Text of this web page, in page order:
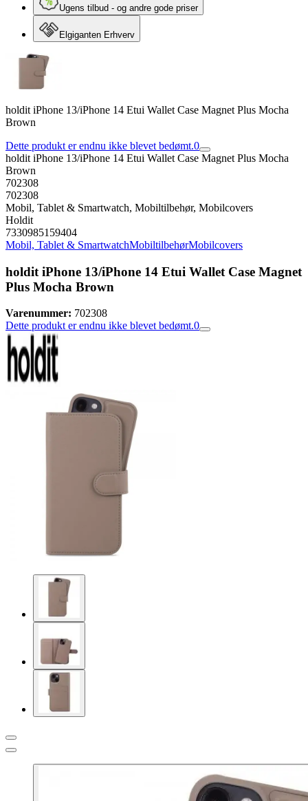
Ugens tilbud - og andre gode priser
Elgiganten Erhverv
holdit iPhone 13/iPhone 14 Etui Wallet Case Magnet Plus Mocha
Brown
Dette produkt er endnu ikke blevet bedømt.0
holdit iPhone 13/iPhone 14 Etui Wallet Case Magnet Plus Mocha
Brown
702308
702308
Mobil, Tablet & Smartwatch, Mobiltilbehør, Mobilcovers
Holdit
7330985159404
Mobil, Tablet & SmartwatchMobiltilbehørMobilcovers
holdit iPhone 13/iPhone 14 Etui Wallet Case Magnet
Plus Mocha Brown
Varenummer: 702308
Dette produkt er endnu ikke blevet bedømt.0